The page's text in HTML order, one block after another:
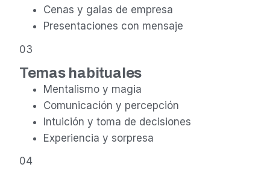
Cenas y galas de empresa
Presentaciones con mensaje
03
Temas habituales
Mentalismo y magia
Comunicación y percepción
Intuición y toma de decisiones
Experiencia y sorpresa
04